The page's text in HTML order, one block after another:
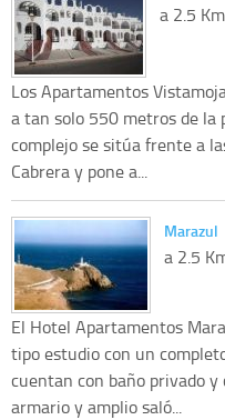
a 2.5 Km
Los Apartamentos
a tan solo 550 metros de la
complejo se sitúa frente a
Cabrera y pone a...
Marazul
a 2.5
El Hotel Apartamentos
tipo estudio con un
cuentan con baño privado
armario y amplio saló...